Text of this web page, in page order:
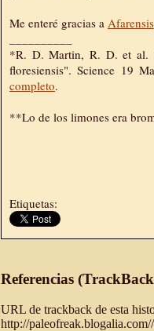
Me enteré gracias a Afarensis
*R. D. Martin, R. D. et al.
floresiensis". Science 19
completo.
**Lo de los limones era
Etiquetas:
Referencias
URL de trackback de esta
http://